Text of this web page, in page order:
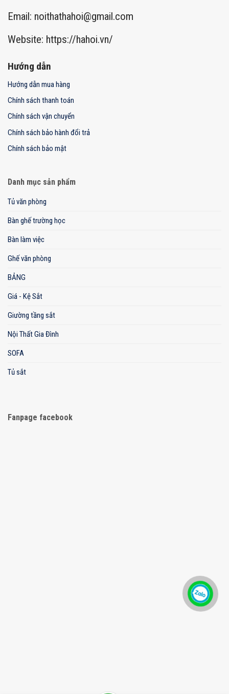
Email: noithathahoi@gmail.com
Website: https://hahoi.vn/
Hướng dẫn
Hướng dẫn mua hàng
Chính sách thanh toán
Chính sách vận chuyển
Chính sách bảo hành đổi trả
Chính sách bảo mật
Danh mục sản phẩm
Tủ văn phòng
Bàn ghế trường học
Bàn làm việc
Ghế văn phòng
BẢNG
Giá - Kệ Sắt
Giường tầng sắt
Nội Thất Gia Đình
SOFA
Tủ sắt
Fanpage facebook